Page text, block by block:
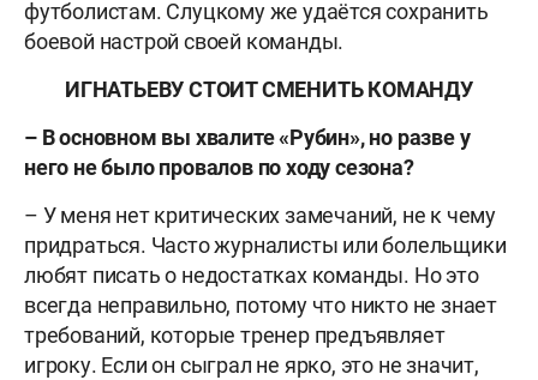
футболистам. Слуцкому же удаётся сохранить
боевой настрой своей команды.
ИГНАТЬЕВУ СТОИТ СМЕНИТЬ КОМАНДУ
– В основном вы хвалите «Рубин», но разве у
него не было провалов по ходу сезона?
– У меня нет критических замечаний, не к чему
придраться. Часто журналисты или болельщики
любят писать о недостатках команды. Но это
всегда неправильно, потому что никто не знает
требований, которые тренер предъявляет
игроку. Если он сыграл не ярко, это не значит,